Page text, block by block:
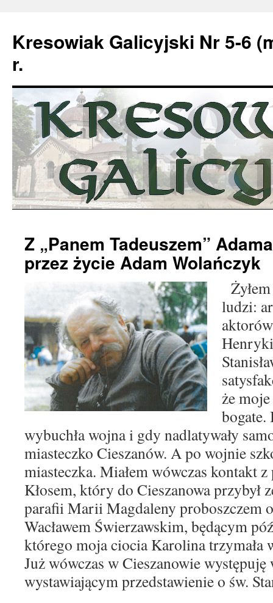
Kresowiak Galicyjski Nr 5-6
r.
do
treści
Z „Panem Tadeuszem”
przez życie Adam Wolańczyk
ludzi:
że
bogate.
wybuchła wojna i gdy nadlatywały
miasteczko Cieszanów. A po wojnie
miasteczka. Miałem wówczas kontaktz
Kłosem, który do Cieszanowa przybył
parafii Marii Magdaleny proboszczem
Wacławem Świerzawskim, będącym
którego moja ciocia Karolinatrzymała
Już wówczas w Cieszanowie występuję
wystawiającym przedstawienie o św.